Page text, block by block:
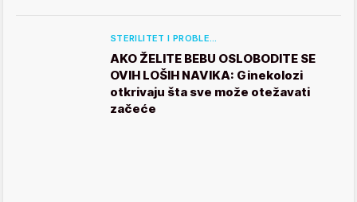
STERILITET I PROBLE…
AKO ŽELITE BEBU OSLOBODITE SE
OVIH LOŠIH NAVIKA: Ginekolozi
otkrivaju šta sve može otežavati
začeće